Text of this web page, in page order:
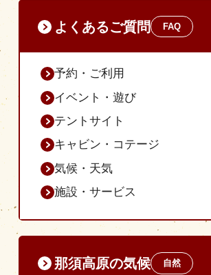
よくあるご質問 FAQ
予約・ご利用
イベント・遊び
テントサイト
キャビン・コテージ
気候・天気
施設・サービス
那須高原の気候 自然